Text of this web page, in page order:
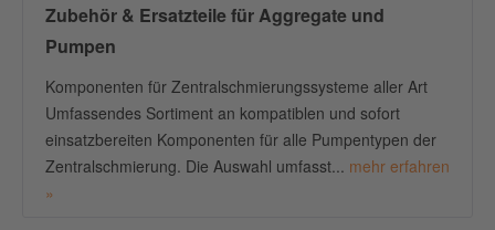
Zubehör & Ersatzteile für Aggregate und
Pumpen
Komponenten für Zentralschmierungssysteme aller Art
Umfassendes Sortiment an kompatiblen und sofort
einsatzbereiten Komponenten für alle Pumpentypen der
Zentralschmierung. Die Auswahl umfasst... mehr erfahren
»